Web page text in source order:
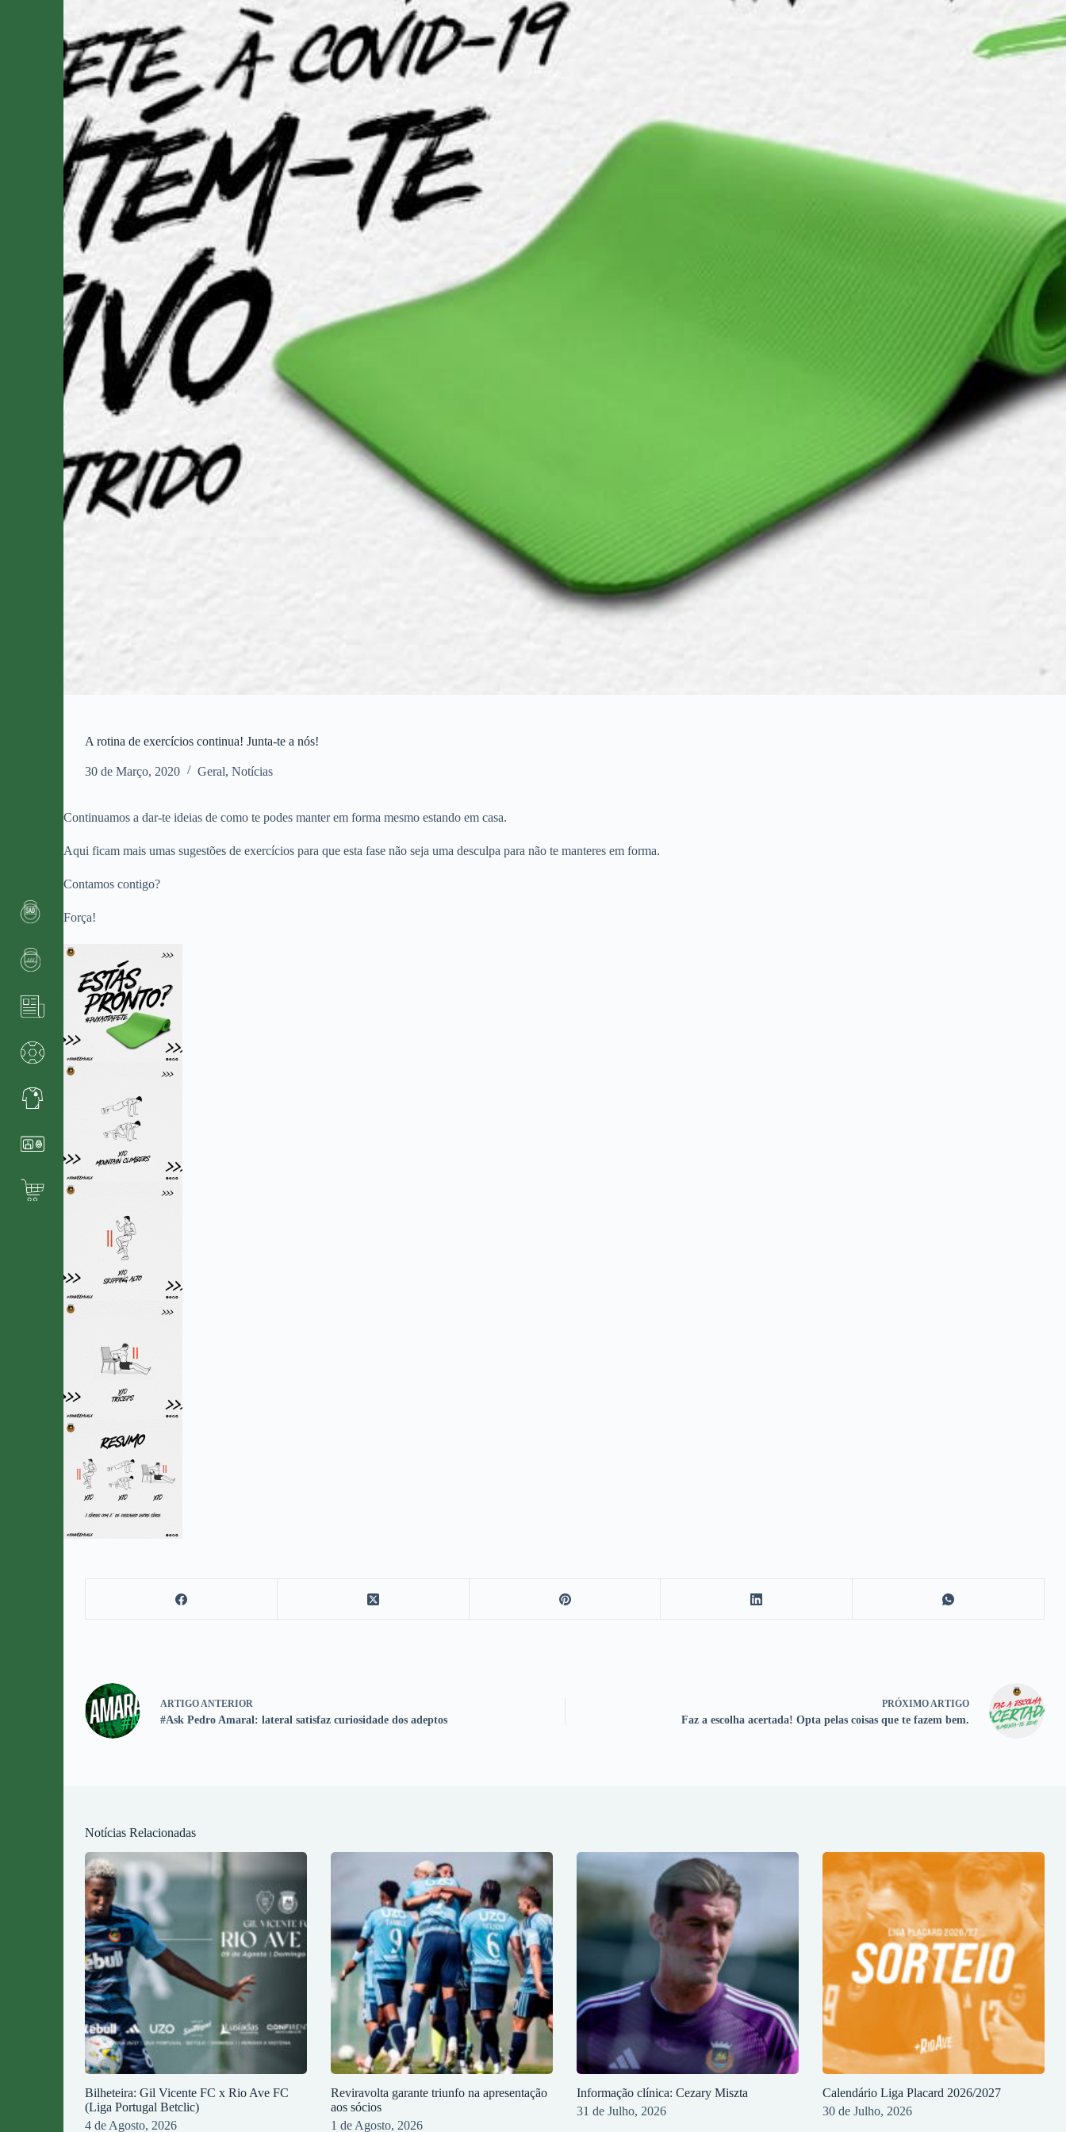
A rotina de exercícios continua! Junta-te a nós!
30 de Março, 2020 Geral,Notícias
Continuamos a dar-te ideias de como te podes manter em forma mesmo estando em casa.
Aqui ficam mais umas sugestões de exercícios para que esta fase não seja uma desculpa para não te manteres em forma.
Contamos contigo?
Força!
ARTIGO ANTERIOR
#Ask Pedro Amaral: lateral satisfaz curiosidade dos adeptos
PRÓXIMO ARTIGO
Faz a escolha acertada! Opta pelas coisas que te fazem bem.
Notícias Relacionadas
Bilheteira: Gil Vicente FC x Rio Ave FC
(Liga Portugal Betclic)
4 de Agosto, 2026
Reviravolta garante triunfo na apresentação
aos sócios
1 de Agosto, 2026
Informação clínica: Cezary Miszta
31 de Julho, 2026
Calendário Liga Placard 2026/2027
30 de Julho, 2026